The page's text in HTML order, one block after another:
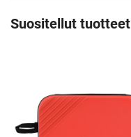
Suositellut tuotteet